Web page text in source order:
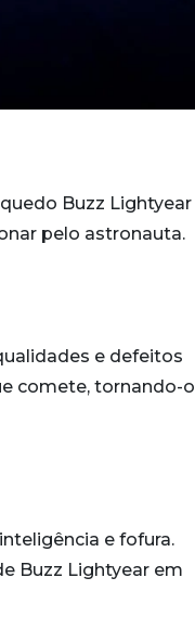
Buzz Lightyear
pelo astronauta.
e defeitos
comete, tornando-o
e fofura.
Buzz Lightyear em